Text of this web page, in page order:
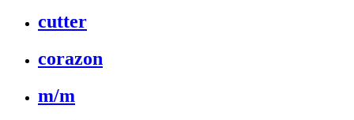
cutter
corazon
m/m